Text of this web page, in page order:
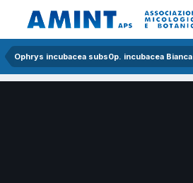
Ophrys incubacea subs0p. incubacea Bianca